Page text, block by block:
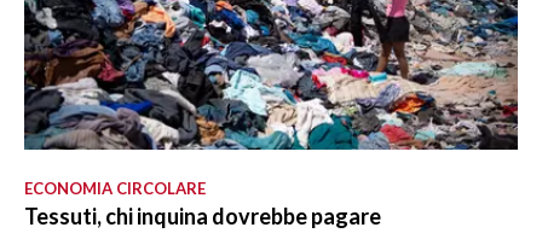
ECONOMIA CIRCOLARE
Tessuti, chi inquina dovrebbe pagare